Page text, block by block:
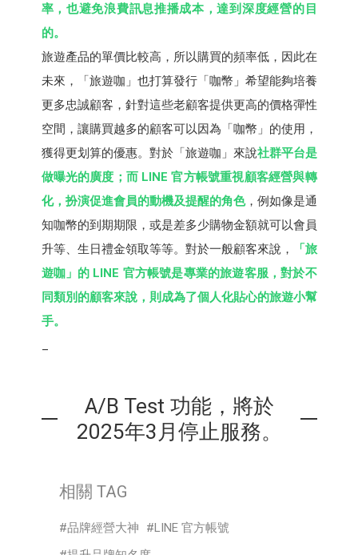
率，也避免浪費訊息推播成本，達到深度經營的目
的。
旅遊產品的單價比較高，所以購買的頻率低，因此在
未來，「旅遊咖」也打算發行「咖幣」希望能夠培養
更多忠誠顧客，針對這些老顧客提供更高的價格彈性
空間，讓購買越多的顧客可以因為「咖幣」的使用，
獲得更划算的優惠。對於「旅遊咖」來說社群平台是
做曝光的廣度；而 LINE 官方帳號重視顧客經營與轉
化，扮演促進會員的動機及提醒的角色，例如像是通
知咖幣的到期期限，或是差多少購物金額就可以會員
升等、生日禮金領取等等。對於一般顧客來說，
「旅
遊咖」的 LINE 官方帳號是專業的旅遊客服，對於不
同類別的顧客來說，則成為了個人化貼心的旅遊小幫
手。
A/B Test 功能，將於
2025年3月停止服務。
相關 TAG
品牌經營大神
LINE 官方帳號